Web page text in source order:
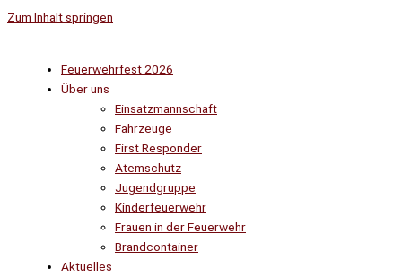
Zum Inhalt springen
Feuerwehrfest 2026
Über uns
Einsatzmannschaft
Fahrzeuge
First Responder
Atemschutz
Jugendgruppe
Kinderfeuerwehr
Frauen in der Feuerwehr
Brandcontainer
Aktuelles